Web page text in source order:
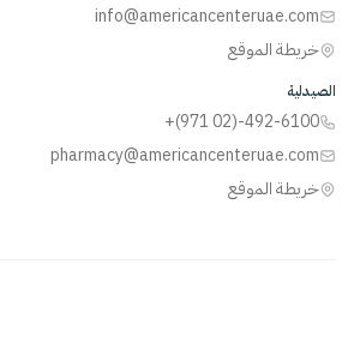
info@americancenteruae.com
خريطة الموقع
الصيدلية
+(971 02)-492-6100
pharmacy@americancenteruae.com
خريطة الموقع